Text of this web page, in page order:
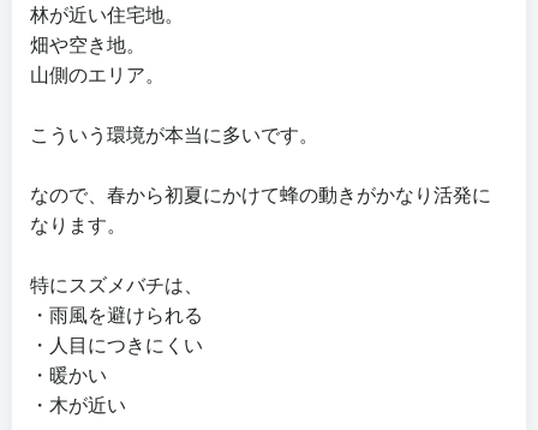
林が近い住宅地。
畑や空き地。
山側のエリア。
こういう環境が本当に多いです。
なので、春から初夏にかけて蜂の動きがかなり活発に
なります。
特にスズメバチは、
・雨風を避けられる
・人目につきにくい
・暖かい
・木が近い